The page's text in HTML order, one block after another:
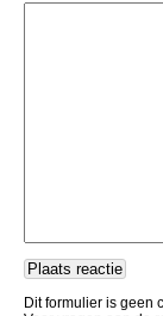
Dit formulier is geen